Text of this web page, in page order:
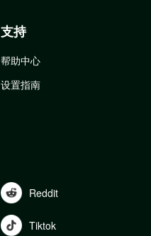
支持
帮助中心
设置指南
Reddit
Tiktok